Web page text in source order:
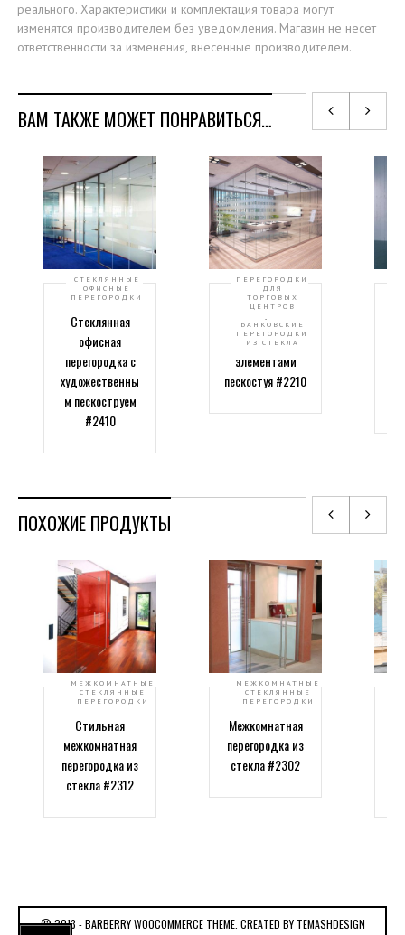
реального. Характеристики и комплектация товара могут
изменятся производителем без уведомления. Магазин не несет
ответственности за изменения, внесенные производителем.
ВАМ ТАКЖЕ МОЖЕТ ПОНРАВИТЬСЯ…
СТЕКЛЯННЫЕ
ОФИСНЫЕ
ПЕРЕГОРОДКИ
Стеклянная
офисная
перегородка с
художественны
м пескоструем
#2410
ПЕРЕГОРОДКИ
ДЛЯ
ТОРГОВЫХ
ЦЕНТРОВ
,
БАНКОВСКИЕ
ПЕРЕГОРОДКИ
ИЗ СТЕКЛА
Стеклянная
перегородка с
элементами
пескостуя #2210
ПОХОЖИЕ ПРОДУКТЫ
МЕЖКОМНАТНЫЕ
СТЕКЛЯННЫЕ
ПЕРЕГОРОДКИ
Стильная
межкомнатная
перегородка из
стекла #2312
МЕЖКОМНАТНЫЕ
СТЕКЛЯННЫЕ
ПЕРЕГОРОДКИ
Межкомнатная
перегородка из
стекла #2302
© 2013 - BARBERRY WOOCOMMERCE THEME. CREATED BY TEMASHDESIGN